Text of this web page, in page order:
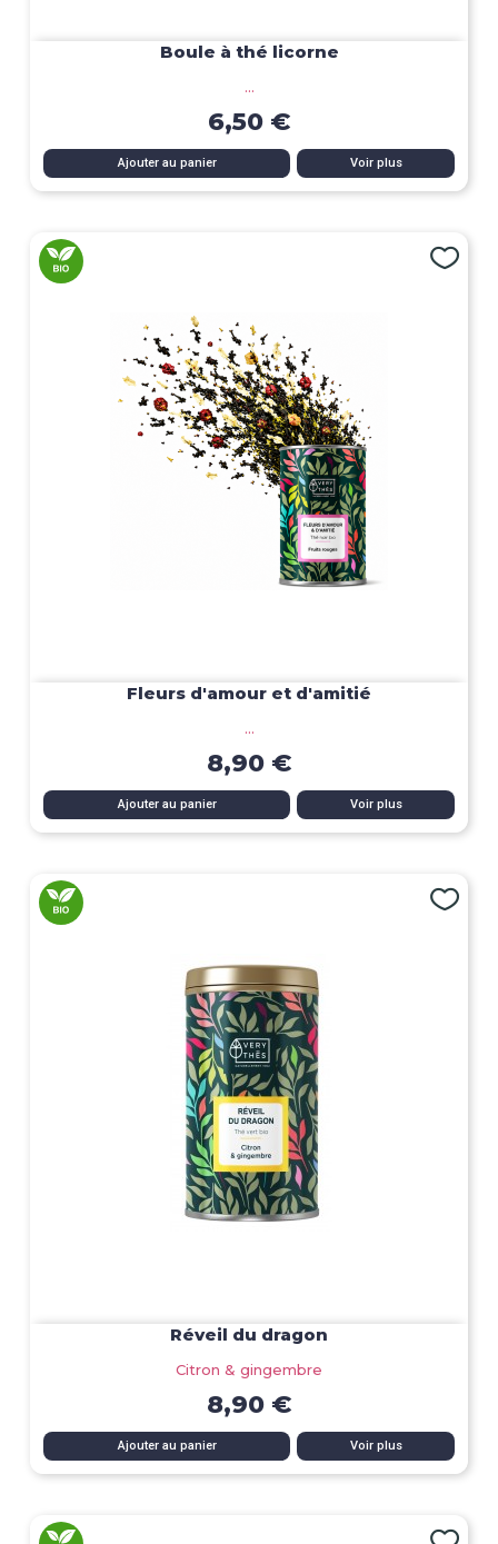
Boule à thé licorne
...
6,50 €
Ajouter au panier Voir plus
Fleurs d'amour et d'amitié
...
8,90 €
Ajouter au panier Voir plus
Réveil du dragon
Citron & gingembre
8,90 €
Ajouter au panier Voir plus